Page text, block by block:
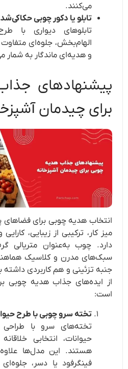
می‌کنند.
تابلو یا دکور چوبی
تابلوهای دیواری با
الهام‌بخش، جلوه‌ای
و هدیه‌ای ماندگار به شمار
پیشنهادهای
برای چیدمان
انتخاب هدیه چوبی برای فضاهای
میز کار، ترکیبی از زیبایی،
دارد. چوب به‌عنوان متریالی
سبک‌های مدرن و کلاسیک
جنبه تزئینی و هم کاربردی داشته
از ایده‌های جذاب هدیه چوبی
است:
تخته سرو چوبی با طرح
تخته‌های سرو با طراحی
حیوانات، انتخابی
هستند. این مدل‌ها علاوه
فینگرفود یا دسر،